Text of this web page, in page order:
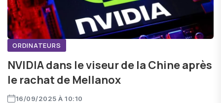
ORDINATEURS
NVIDIA dans le viseur de la Chine après
le rachat de Mellanox
16/09/2025 À 10:10